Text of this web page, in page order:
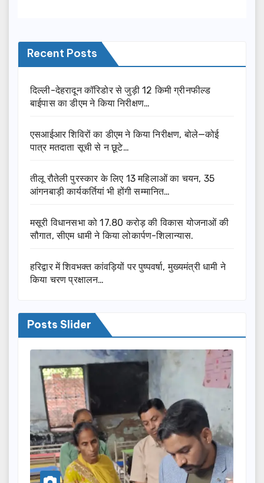
Recent Posts
दिल्ली-देहरादून कॉरिडोर से जुड़ी 12 किमी ग्रीनफील्ड
बाईपास का डीएम ने किया निरीक्षण…
एसआईआर शिविरों का डीएम ने किया निरीक्षण, बोले—कोई
पात्र मतदाता सूची से न छूटे…
तीलू रौतेली पुरस्कार के लिए 13 महिलाओं का चयन, 35
आंगनबाड़ी कार्यकर्तियां भी होंगी सम्मानित…
मसूरी विधानसभा को 17.80 करोड़ की विकास योजनाओं की
सौगात, सीएम धामी ने किया लोकार्पण-शिलान्यास.
हरिद्वार में शिवभक्त कांवड़ियों पर पुष्पवर्षा, मुख्यमंत्री धामी ने
किया चरण प्रक्षालन…
Posts Slider